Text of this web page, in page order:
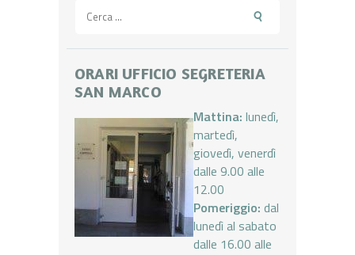
per:
ORARI UFFICIO SEGRETERIA
SAN MARCO
Mattina: lunedì,
martedì,
giovedì, venerdì
dalle 9.00 alle
12.00
Pomeriggio: dal
lunedì al sabato
dalle 16.00 alle